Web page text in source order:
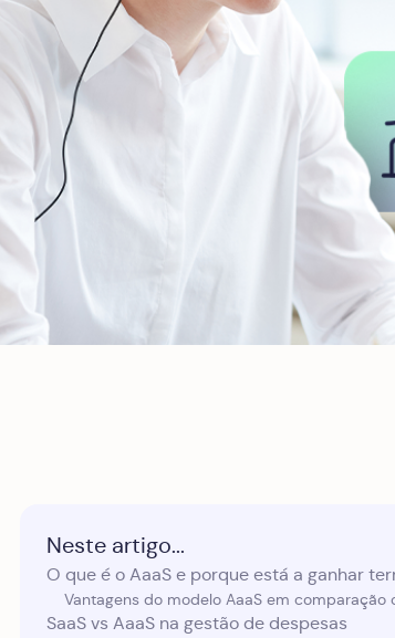
Neste artigo...
O que é o AaaS e porque está a ganhar
Vantagens do modelo AaaS em comparação
SaaS vs AaaS na gestão de despesas